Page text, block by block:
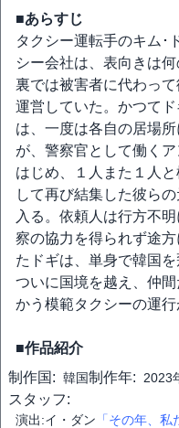
■あらすじ
タクシー運転手のキム･
シー会社は、表向きは
裏では被害者に代わっ
運営していた。かつて
は、一度は各自の居場
が、警察官として働く
はじめ、１人また１人
して再び結集した彼ら
入る。依頼人は行方不
察の協力を得られず途
たドギは、単身で韓国
ついに国境を越え、仲
かう模範タクシーの運行
■作品紹介
制作国: 韓国制作年: 2023
スタッフ:
演出:イ・ダン 「その年、私